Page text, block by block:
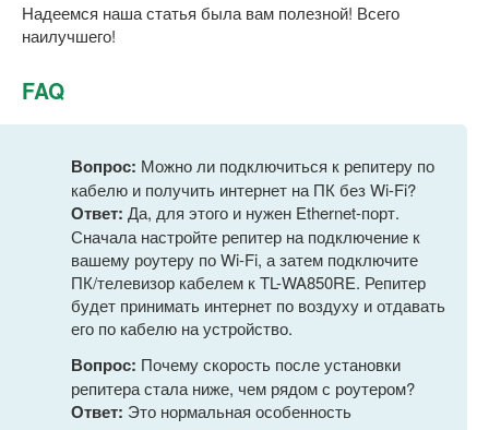
Надеемся наша статья была вам полезной! Всего
наилучшего!
FAQ
Вопрос: Можно ли подключиться к репитеру по
кабелю и получить интернет на ПК без Wi-Fi?
Ответ: Да, для этого и нужен Ethernet-порт.
Сначала настройте репитер на подключение к
вашему роутеру по Wi-Fi, а затем подключите
ПК/телевизор кабелем к TL-WA850RE. Репитер
будет принимать интернет по воздуху и отдавать
его по кабелю на устройство.
Вопрос: Почему скорость после установки
репитера стала ниже, чем рядом с роутером?
Ответ: Это нормальная особенность